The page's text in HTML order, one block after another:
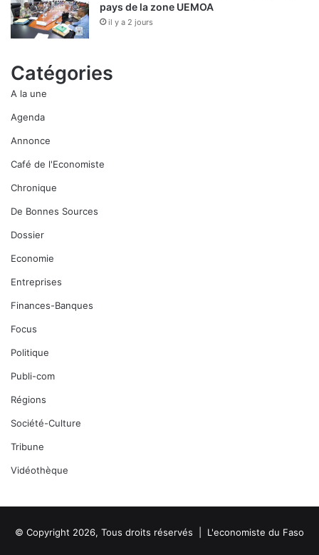
pays de la zone UEMOA
il y a 2 jours
Catégories
A la une
Agenda
Annonce
Café de l'Economiste
Chronique
De Bonnes Sources
Dossier
Economie
Entreprises
Finances-Banques
Focus
Politique
Publi-com
Régions
Société-Culture
Tribune
Vidéothèque
© Copyright 2026, Tous droits réservés | L'economiste du Faso